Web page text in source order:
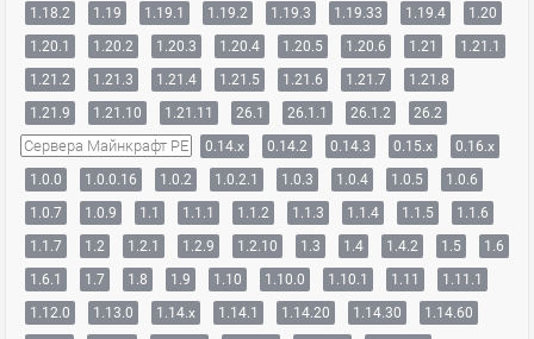
1.18.2
1.19 1.19.1 1.19.2 1.19.3 1.19.33 1.19.4
1.20
1.20.1
1.20.2 1.20.3 1.20.4 1.20.5 1.20.6 1.21
1.21.1
1.21.2
1.21.3 1.21.4 1.21.5 1.21.6 1.21.7
1.21.8
1.21.9
1.21.10 1.21.11 26.1 26.1.1 26.1.2 26.2
Сервера Майнкрафт PE 0.14.x 0.14.2 0.14.3 0.15.x
0.16.x
1.0.0
1.0.0.16 1.0.2 1.0.2.1 1.0.3 1.0.4 1.0.5
1.0.6
1.0.7
1.0.9 1.1 1.1.1 1.1.2 1.1.3 1.1.4 1.1.5
1.1.6
1.1.7
1.2 1.2.1 1.2.9 1.2.10 1.3 1.4 1.4.2 1.5
1.6
1.6.1
1.7 1.8 1.9 1.10 1.10.0 1.10.1 1.11
1.11.1
1.12.0
1.13.0 1.14.x 1.14.1 1.14.20 1.14.30
1.14.60